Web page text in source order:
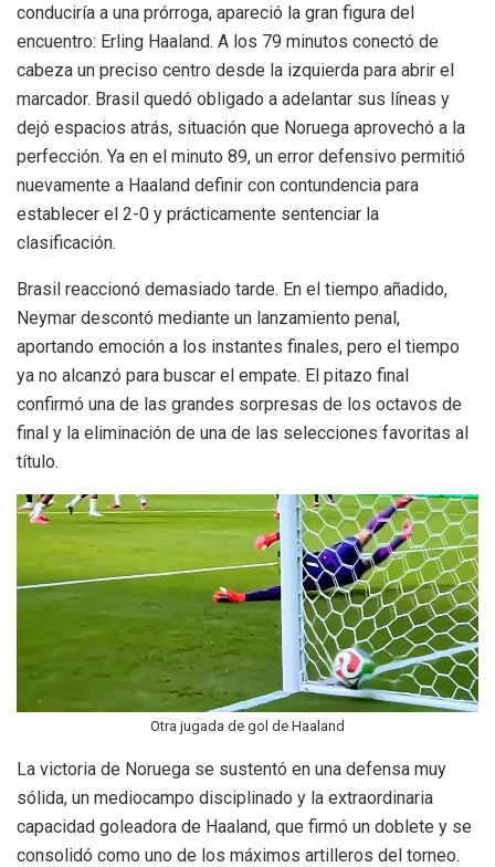
conduciría a una prórroga, apareció la gran figura del
encuentro: Erling Haaland. A los 79 minutos conectó de
cabeza un preciso centro desde la izquierda para abrir el
marcador. Brasil quedó obligado a adelantar sus líneas y
dejó espacios atrás, situación que Noruega aprovechó a la
perfección. Ya en el minuto 89, un error defensivo permitió
nuevamente a Haaland definir con contundencia para
establecer el 2-0 y prácticamente sentenciar la
clasificación.
Brasil reaccionó demasiado tarde. En el tiempo añadido,
Neymar descontó mediante un lanzamiento penal,
aportando emoción a los instantes finales, pero el tiempo
ya no alcanzó para buscar el empate. El pitazo final
confirmó una de las grandes sorpresas de los octavos de
final y la eliminación de una de las selecciones favoritas al
título.
Otra jugada de gol de Haaland
La victoria de Noruega se sustentó en una defensa muy
sólida, un mediocampo disciplinado y la extraordinaria
capacidad goleadora de Haaland, que firmó un doblete y se
consolidó como uno de los máximos artilleros del torneo.